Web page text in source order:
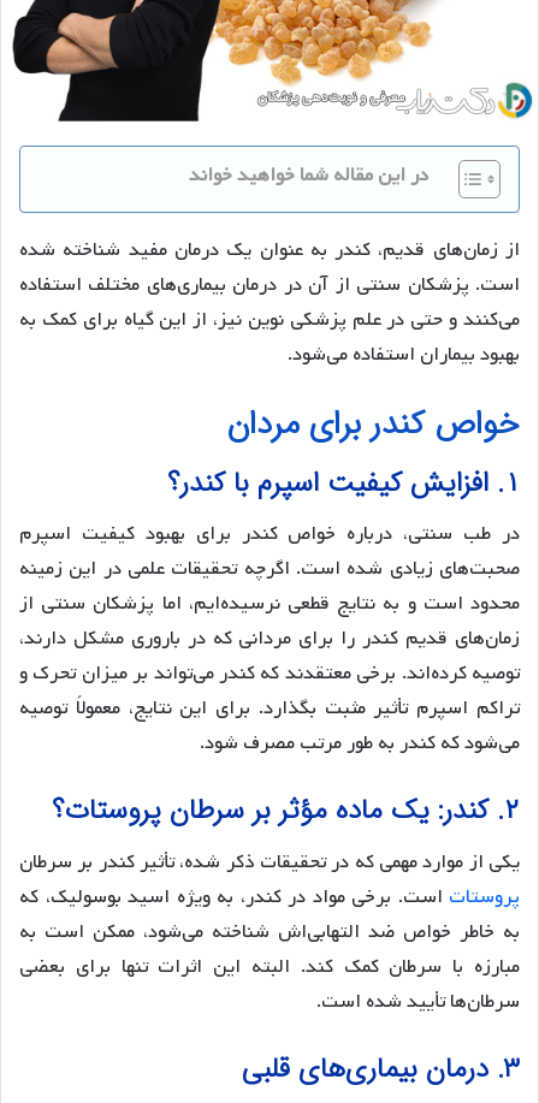
در این مقاله شما خواهید خواند
از زمان‌های قدیم، کندر به عنوان یک درمان مفید شناخته شده
است. پزشکان سنتی از آن در درمان بیماری‌های مختلف استفاده
می‌کنند و حتی در علم پزشکی نوین نیز، از این گیاه برای کمک به
بهبود بیماران استفاده می‌شود.
خواص کندر برای مردان
۱. افزایش کیفیت اسپرم با کندر؟
در طب سنتی، درباره خواص کندر برای بهبود کیفیت اسپرم
صحبت‌های زیادی شده است. اگرچه تحقیقات علمی در این زمینه
محدود است و به نتایج قطعی نرسیده‌ایم، اما پزشکان سنتی از
زمان‌های قدیم کندر را برای مردانی که در باروری مشکل دارند،
توصیه کرده‌اند. برخی معتقدند که کندر می‌تواند بر میزان تحرک و
تراکم اسپرم تأثیر مثبت بگذارد. برای این نتایج، معمولاً توصیه
می‌شود که کندر به طور مرتب مصرف شود.
۲. کندر: یک ماده مؤثر بر سرطان پروستات؟
یکی از موارد مهمی که در تحقیقات ذکر شده، تأثیر کندر بر سرطان
پروستات است. برخی مواد در کندر، به ویژه اسید بوسولیک، که
به خاطر خواص ضد التهابی‌اش شناخته می‌شود، ممکن است به
مبارزه با سرطان کمک کند. البته این اثرات تنها برای بعضی
سرطان‌ها تأیید شده است.
۳. درمان بیماری‌های قلبی